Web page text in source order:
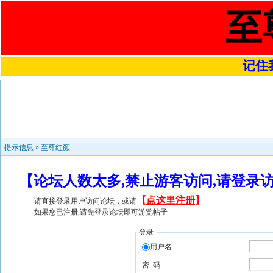
至
记住
提示信息 » 至尊红颜
【论坛人数太多,禁止游客访问,请登
请直接登录用户访问论坛，或请 【 点这里注册】
如果您已注册,请先登录论坛即可游览帖子
登录
用户名
密 码